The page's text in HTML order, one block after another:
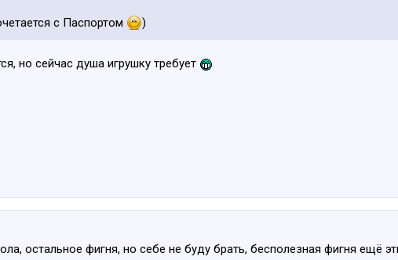
с Паспортом )
но сейчас душа игрушку требует
остальное фигня, но себе не буду брать, бесполезная фигня ещё